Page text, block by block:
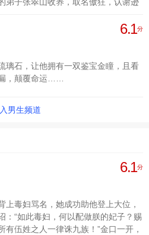
6.1分
璃石，让他拥有一双鉴宝金瞳，且看
，颠覆命运……
男生频道
6.1分
上毒妇骂名，她成功助他登上大位，
：“如此毒妇，何以配做朕的妃子？赐
有伍姓之人一律诛九族！”金口一开，